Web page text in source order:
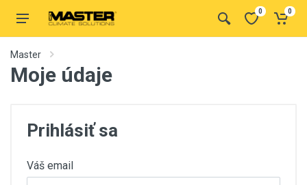
0 0
Master
Moje údaje
Prihlásiť sa
Váš email